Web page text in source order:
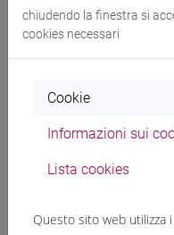
[FM10]
magistrale
percorso comune
percorso comune
chiudendo la finestra si
cookies necessari
Cookie
Informazioni sui
Lista cookies
Questo sito web utilizza